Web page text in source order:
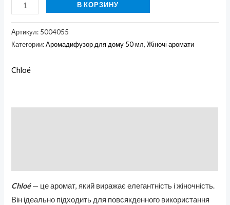
В КОРЗИНУ
Артикул: 5004055
Категории:Аромадифузор для дому 50 мл,Жіночі аромати
Chloé
Chloé— це аромат, який виражає елегантність і жіночність.
Він ідеально підходить для повсякденного використання